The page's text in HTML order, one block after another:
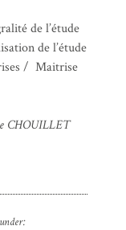
de l’étude
de l’étude
/ Maitrise
CHOUILLET